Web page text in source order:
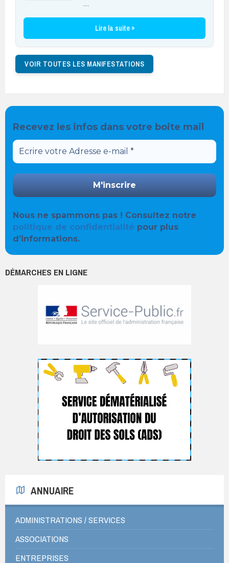
…
Lire la suite »
VOIR TOUTES LES MANIFESTATIONS
Recevez les infos dans votre boite mail
Nous ne spammons pas ! Consultez notre
politique de confidentialité pour plus
d’informations.
DÉMARCHES EN LIGNE
ANNUAIRE
ADMINISTRATIONS / SERVICES
ASSOCIATIONS
ENTREPRISES